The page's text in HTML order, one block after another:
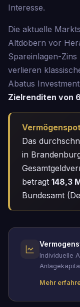
Interesse.
Die aktuelle
Altdöbern vor
Spareinlagen-
verlieren
Abatus
Zielrenditen von
Das
in
betragt 148,3
Bundesamt
Individuelle
Mehr